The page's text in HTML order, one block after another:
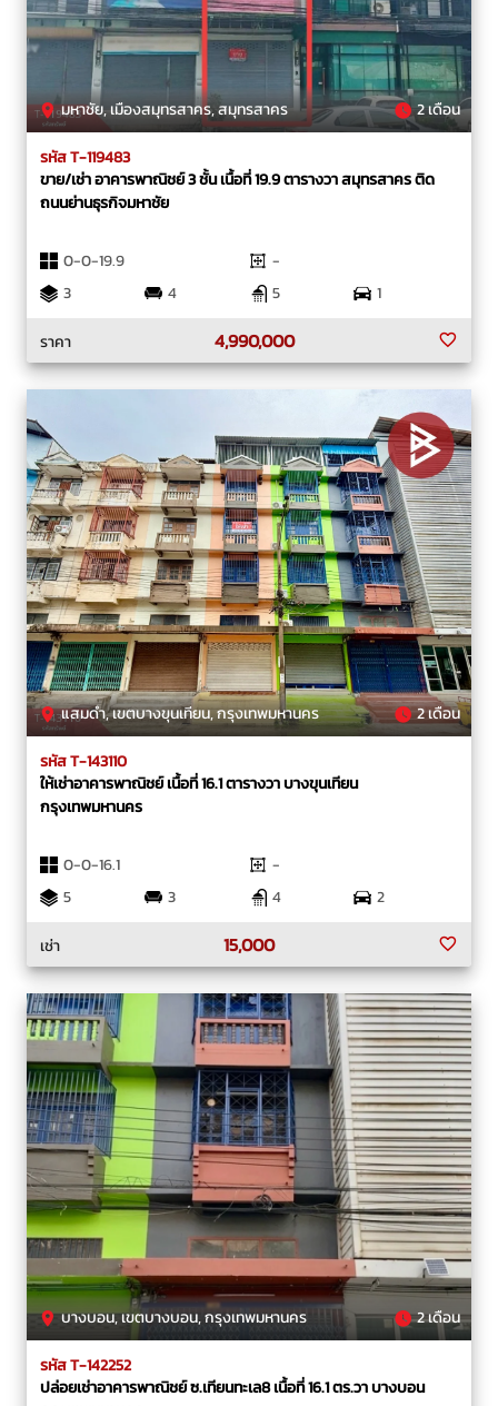
มหาชัย, เมืองสมุทรสาคร, สมุทรสาคร 2 เดือน
รหัส T-119483
ขาย/เช่า อาคารพาณิชย์ 3 ชั้น เนื้อที่ 19.9 ตารางวา สมุทรสาคร ติด
ถนนย่านธุรกิจมหาชัย
0-0-19.9
-
3
4 5
1
ราคา
4,990,000
แสมดำ, เขตบางขุนเทียน, กรุงเทพมหานคร 2 เดือน
รหัส T-143110
ให้เช่าอาคารพาณิชย์ เนื้อที่ 16.1 ตารางวา บางขุนเทียน
กรุงเทพมหานคร
0-0-16.1
-
5
3 4
2
เช่า
15,000
บางบอน, เขตบางบอน, กรุงเทพมหานคร 2 เดือน
รหัส T-142252
ปล่อยเช่าอาคารพาณิชย์ ซ.เทียนทะเล8 เนื้อที่ 16.1 ตร.วา บางบอน